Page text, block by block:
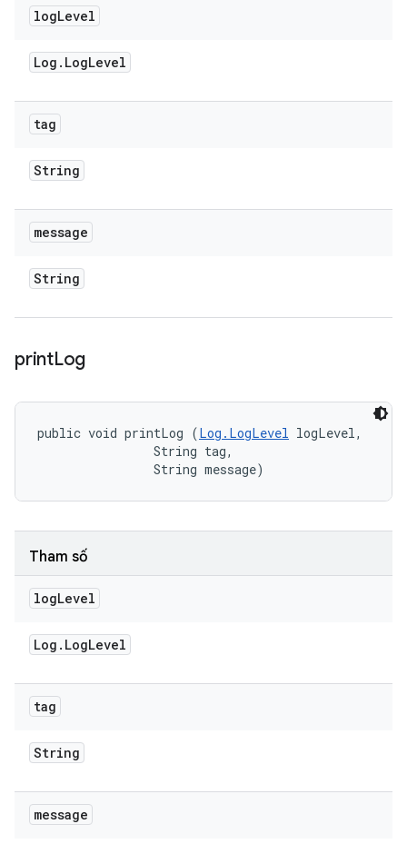
logLevel
Log . LogLevel
tag
String
message
String
printLog
public void printLog (Log.LogLevel logLevel,
                String tag,
                String message)
Tham số
logLevel
Log . LogLevel
tag
String
message